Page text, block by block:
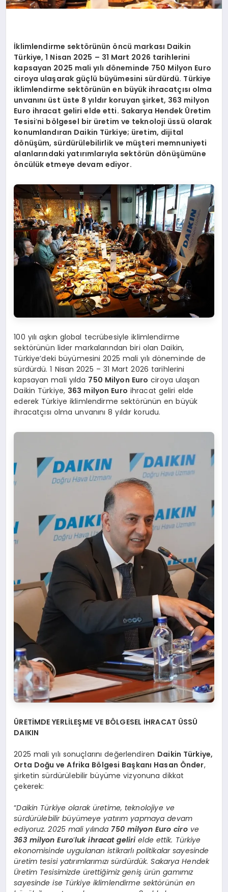
İklimlendirme sektörünün öncü markası Daikin
Türkiye, 1 Nisan 2025 – 31 Mart 2026 tarihlerini
kapsayan 2025 mali yılı döneminde 750 Milyon Euro
ciroya ulaşarak güçlü büyümesini sürdürdü. Türkiye
iklimlendirme sektörünün en büyük ihracatçısı olma
unvanını üst üste 8 yıldır koruyan şirket, 363 milyon
Euro ihracat geliri elde etti. Sakarya Hendek Üretim
Tesisi’ni bölgesel bir üretim ve teknoloji üssü olarak
konumlandıran Daikin Türkiye; üretim, dijital
dönüşüm, sürdürülebilirlik ve müşteri memnuniyeti
alanlarındaki yatırımlarıyla sektörün dönüşümüne
öncülük etmeye devam ediyor.
100 yılı aşkın global tecrübesiyle iklimlendirme
sektörünün lider markalarından biri olan Daikin,
Türkiye’deki büyümesini 2025 mali yılı döneminde de
sürdürdü. 1 Nisan 2025 – 31 Mart 2026 tarihlerini
kapsayan mali yılda 750 Milyon Euro ciroya ulaşan
Daikin Türkiye, 363 milyon Euro ihracat geliri elde
ederek Türkiye iklimlendirme sektörünün en büyük
ihracatçısı olma unvanını 8 yıldır korudu.
ÜRETİMDE YERLİLEŞME VE BÖLGESEL İHRACAT ÜSSÜ
DAIKIN
2025 mali yılı sonuçlarını değerlendiren Daikin Türkiye,
Orta Doğu ve Afrika Bölgesi Başkanı Hasan Önder,
şirketin sürdürülebilir büyüme vizyonuna dikkat
çekerek:
“Daikin Türkiye olarak üretime, teknolojiye ve
sürdürülebilir büyümeye yatırım yapmaya devam
ediyoruz. 2025 mali yılında 750 milyon Euro cirove
363 milyon Euro’luk ihracat geliri elde ettik. Türkiye
ekonomisinde uygulanan istikrarlı politikalar sayesinde
üretim tesisi yatırımlarımızı sürdürdük. Sakarya Hendek
Üretim Tesisimizde ürettiğimiz geniş ürün gamımız
sayesinde ise Türkiye iklimlendirme sektörünün en